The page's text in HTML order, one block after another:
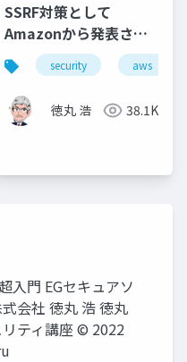
SSRF対策として
Amazonから発表され
たIMDSv2の効果と破り
方
security aws
徳丸 浩 38.1K
入門 EGセキュアソ
会社 徳丸 浩 徳丸
ティ講座 © 2022